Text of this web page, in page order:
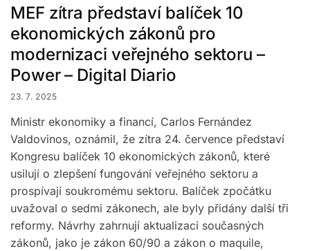
MEF zítra představí balíček 10
ekonomických zákonů pro
modernizaci veřejného sektoru –
Power – Digital Diario
23. 7. 2025
Ministr ekonomiky a financí, Carlos Fernández
Valdovinos, oznámil, že zítra 24. července představí
Kongresu balíček 10 ekonomických zákonů, které
usilují o zlepšení fungování veřejného sektoru a
prospívají soukromému sektoru. Balíček zpočátku
uvažoval o sedmi zákonech, ale byly přidány další tři
reformy. Návrhy zahrnují aktualizaci současných
zákonů, jako je zákon 60/90 a zákon o maquile,